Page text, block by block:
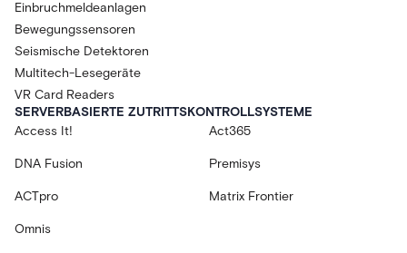
Einbruchmeldeanlagen
Bewegungssensoren
Seismische Detektoren
Multitech-Lesegeräte
VR Card Readers
SERVERBASIERTE ZUTRITTSKONTROLLSYSTEME
Access It!
Act365
DNA Fusion Premisys
ACTpro Matrix Frontier
Omnis